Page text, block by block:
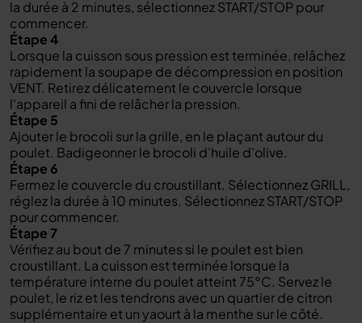
la durée à 2 minutes, sélectionnez START/STOP pour
commencer.
Étape 4
Lorsque la cuisson sous pression est terminée, relâchez
rapidement la soupape de décompression en position
VENT. Retirez délicatement le couvercle lorsque
l'appareil a fini de relâcher la pression.
Étape 5
Ajouter le brocoli sur la grille, en le plaçant autour du
poulet. Badigeonner le brocoli d'huile d'olive.
Étape 6
Fermez le couvercle du croustillant. Sélectionnez GRILL,
réglez la durée à 10 minutes. Sélectionnez START/STOP
pour commencer.
Étape 7
Vérifiez au bout de 7 minutes si le poulet est bien
croustillant. La cuisson est terminée lorsque la
température interne du poulet atteint 75°C. Servez le
poulet, le riz et les tendrons avec un quartier de citron
supplémentaire et un yaourt à la menthe sur le côté.